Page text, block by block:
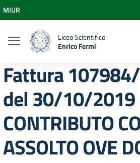
Vai al menu di navigazione
Vai al footer
MIUR
Liceo Scientifico
Enrico Fermi
Fattura
del 30/10/
CONTRIBUTO
ASSOLTO OVE